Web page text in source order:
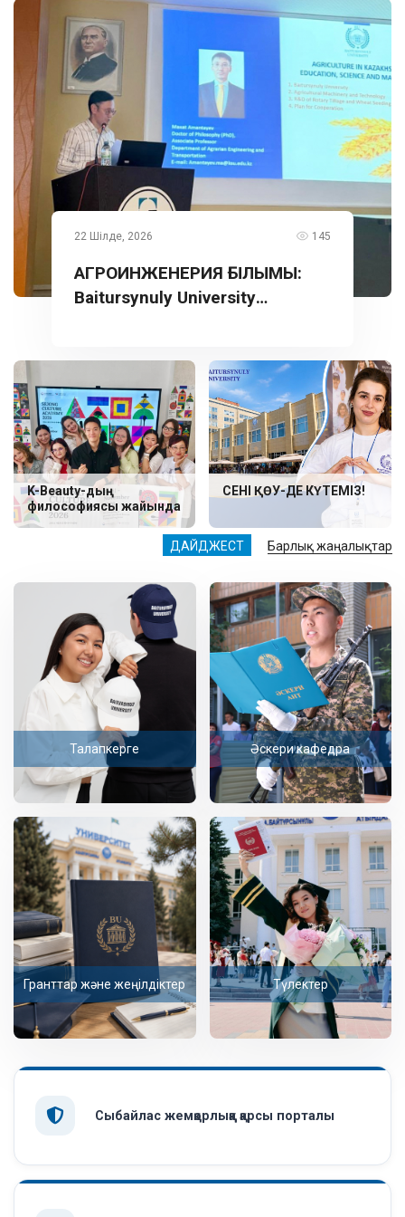
ДАЙДЖЕСТ Барлық жаңалықтар
22 Шілде, 2026 145
АГРОИНЖЕНЕРИЯ ҒЫЛЫМЫ:
Baitursynuly University
K-Beauty-дың
философиясы жайында
СЕНІ ҚӨУ-ДЕ КҮТЕМІЗ!
Талапкерге Әскери кафедра
Гранттар және жеңілдіктер Түлектер
Сыбайлас жемқорлыққа қарсы порталы